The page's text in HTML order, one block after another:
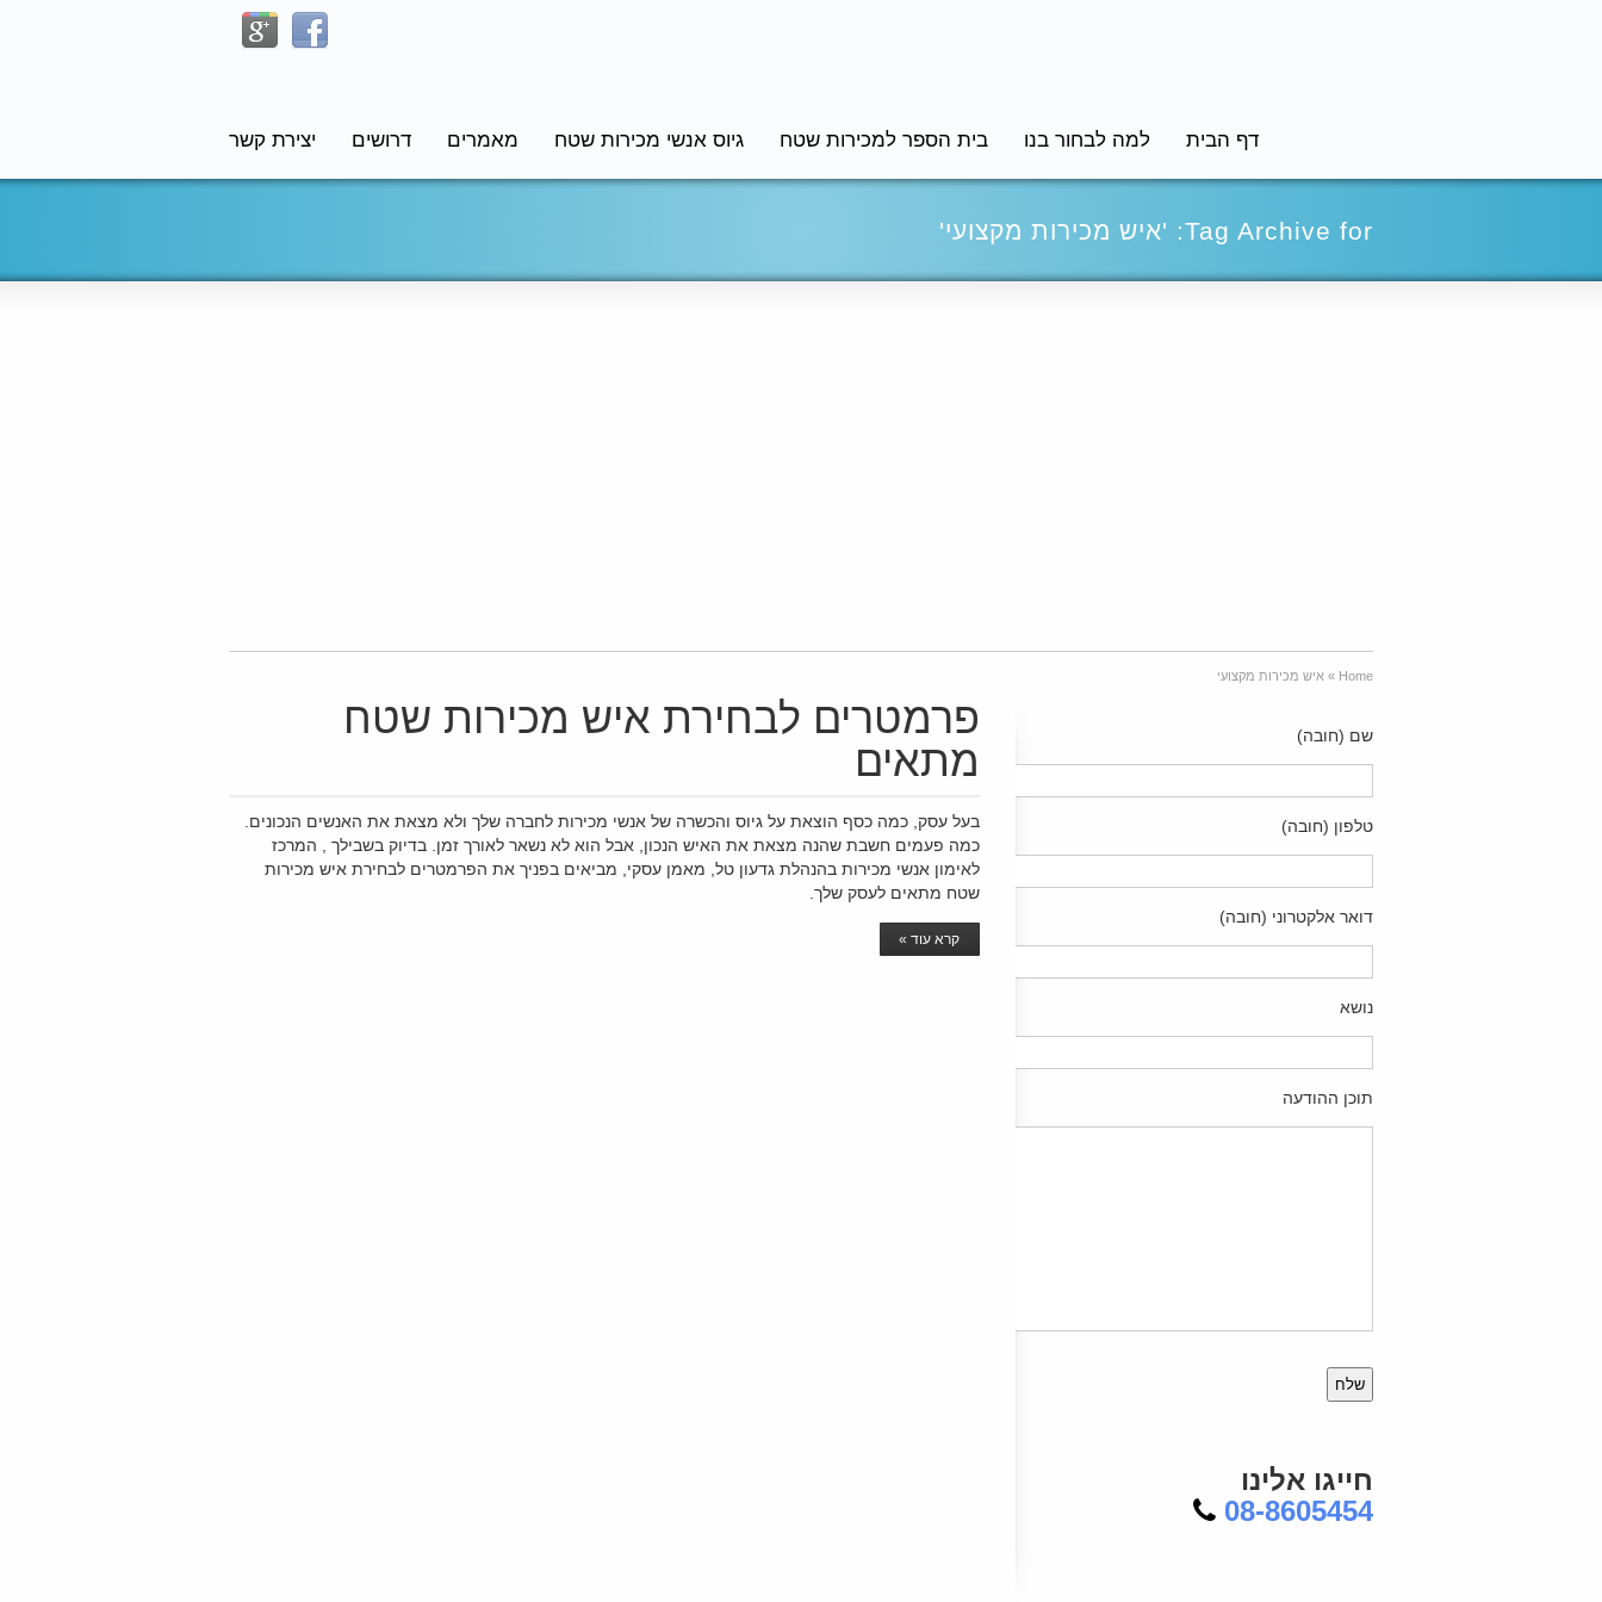
דף הבית למה לבחור בנו בית הספר למכירות שטח גיוס אנשי מכירות שטח מאמרים דרושים יצירת קשר
Tag Archive for: 'איש מכירות מקצועי'
Home
» איש מכירות מקצועי
פרמטרים לבחירת איש מכירות שטח
מתאים
בעל עסק, כמה כסף הוצאת על גיוס והכשרה של אנשי מכירות לחברה שלך ולא מצאת את האנשים הנכונים.
כמה פעמים חשבת שהנה מצאת את האיש הנכון, אבל הוא לא נשאר לאורך זמן. בדיוק בשבילך , המרכז
לאימון אנשי מכירות בהנהלת גדעון טל, מאמן עסקי, מביאים בפניך את הפרמטרים לבחירת איש מכירות
שטח מתאים לעסק שלך.
קרא עוד »
שם (חובה)
טלפון (חובה)
דואר אלקטרוני (חובה)
נושא
תוכן ההודעה
leave
חייגו אלינו
08-8605454